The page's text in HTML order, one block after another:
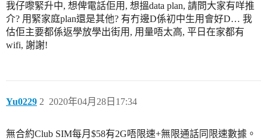
我仔嚟緊升中, 想俾電話佢用, 想搵data plan, 請問大家有咩推
介? 用緊家庭plan還是其他? 有冇邊D係初中生用會好D… 我
估佢主要都係返學放學出街用, 用量唔太高, 平日在家都有
wifi, 謝謝!
Yu0229 2020年04月28日17:34
2
無合約Club SIM每月$58有2G唔限速+無限通話同限速數據。